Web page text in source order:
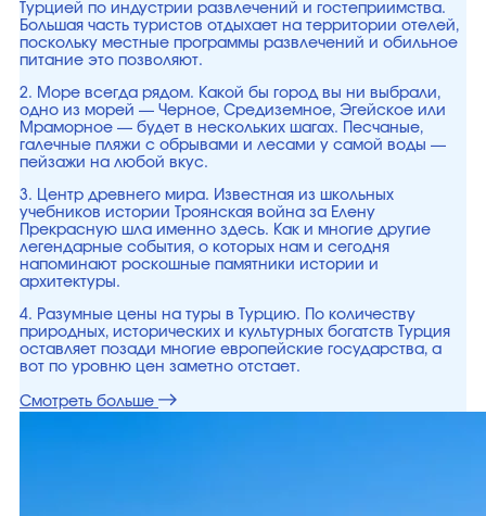
Турцией по индустрии развлечений и гостеприимства.
Большая часть туристов отдыхает на территории отелей,
поскольку местные программы развлечений и обильное
питание это позволяют.
2. Море всегда рядом. Какой бы город вы ни выбрали,
одно из морей — Черное, Средиземное, Эгейское или
Мраморное — будет в нескольких шагах. Песчаные,
галечные пляжи с обрывами и лесами у самой воды —
пейзажи на любой вкус.
3. Центр древнего мира. Известная из школьных
учебников истории Троянская война за Елену
Прекрасную шла именно здесь. Как и многие другие
легендарные события, о которых нам и сегодня
напоминают роскошные памятники истории и
архитектуры.
4. Разумные цены на туры в Турцию. По количеству
природных, исторических и культурных богатств Турция
оставляет позади многие европейские государства, а
вот по уровню цен заметно отстает.
Смотреть больше